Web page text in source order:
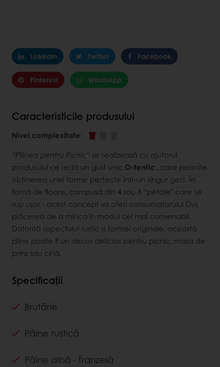
LinkedIn Twitter Facebook
Pinterest WhatsApp
Caracteristicile produsului
Nivel complexitate:
“Pîiinea pentru Picnic” se realizează cu ajutorul
produsului ce redă un gust unic O-tentic , care permite
obținerea unei forme perfecte într-un singur gest. În
fomă de floare, compusă din 4 sau 6 “petale” care se
rup ușor - acest concept va oferi consumatorului Dvs
plăcerea de a mînca în modul cel mai convenabil.
Datorită aspectului rustic și formei originale, această
pîine poate fi un decor delicios pentru picnic, masa de
prinz sau cină.
Specificații
Brutărie
Pâine rustică
Pâine albă - franzelă